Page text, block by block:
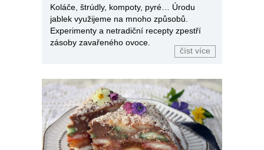
Koláče, štrúdly, kompoty, pyré… Úrodu
jablek využijeme na mnoho způsobů.
Experimenty a netradiční recepty zpestří
zásoby zavařeného ovoce.
číst více